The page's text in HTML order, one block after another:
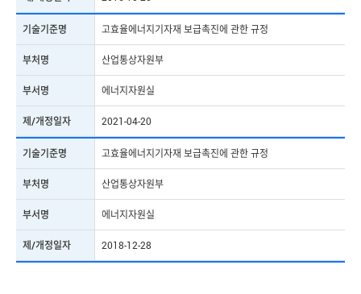
표준번호 KS C IEC60335-2-80
표준명
가정용 및 이와 유사한 전기기기의 안전성 — 제2-80부: 전기
팬의 개별 요구사항
제/개정일자 2023-04-05
표준번호 KS C IEC60335-2-31
표준명
가정용 및 이와 유사한 전기기기의 안전성 ― 제2-31부:
표준번호 KS C IEC60335-2-31
기술기준명 고효율에너지기자재 보급촉진에 관한 규정
부처명 산업통상자원부
부서명 에너지자원실
제/개정일자 2021-04-20
기술기준명 고효율에너지기자재 보급촉진에 관한 규정
부처명 산업통상자원부
부서명 에너지자원실
제/개정일자 2018-12-28